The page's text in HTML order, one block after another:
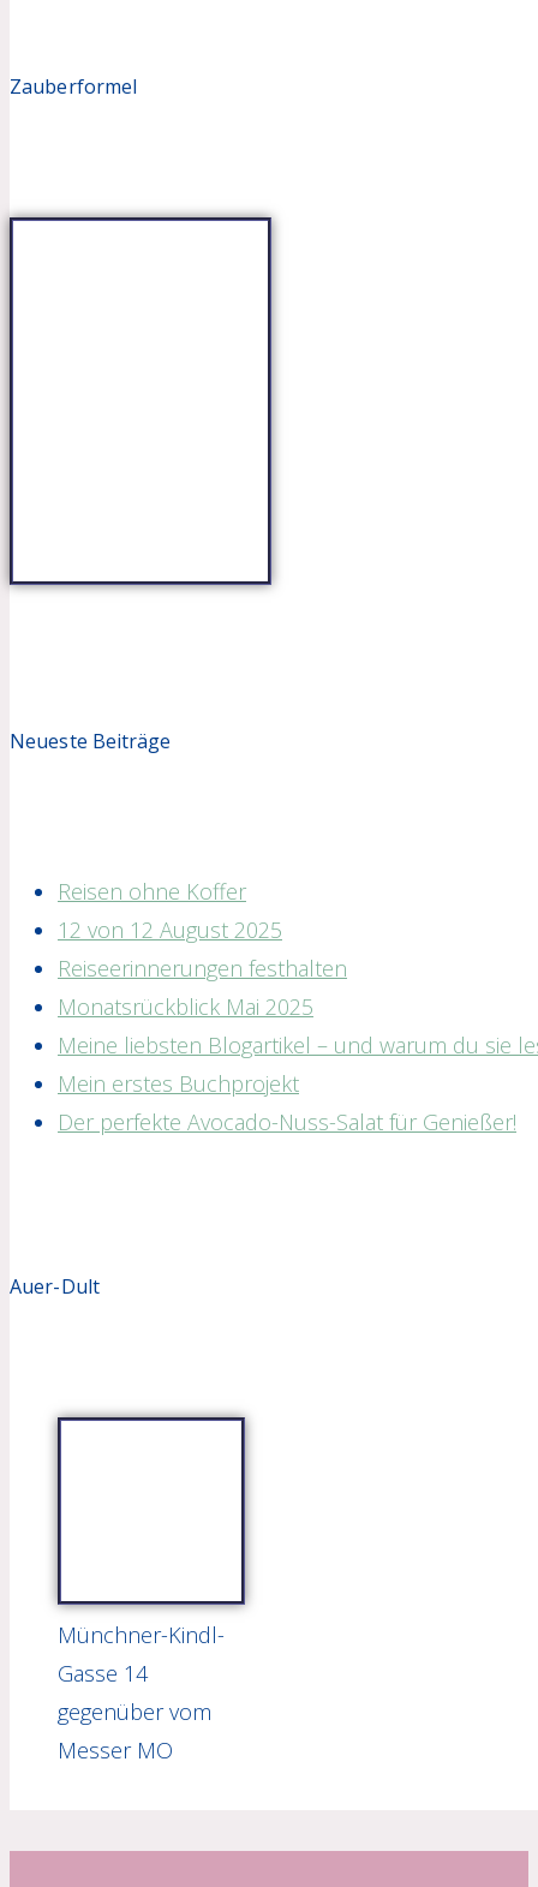
Zauberformel
Neueste Beiträge
Reisen ohne Koffer
12 von 12 August 2025
Reiseerinnerungen festhalten
Monatsrückblick Mai 2025
Meine liebsten Blogartikel – und warum du sie
Mein erstes Buchprojekt
Der perfekte Avocado-Nuss-Salat für Genießer!
Auer-Dult
Münchner-Kindl-
Gasse 14
gegenüber vom
Messer MO